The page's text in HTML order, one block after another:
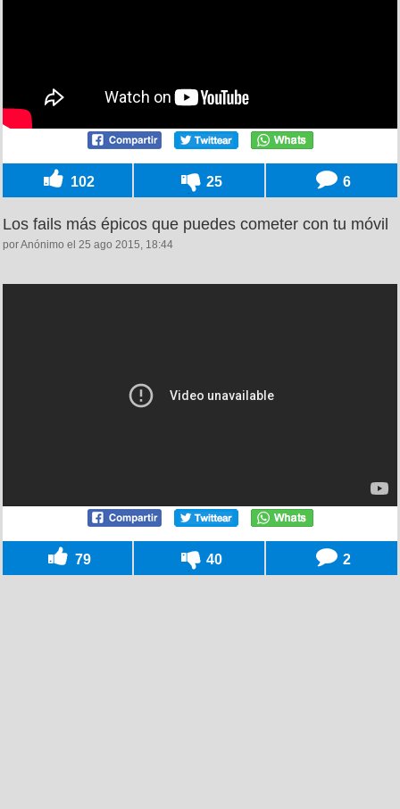
102 25 6
Los fails más épicos que puedes cometer con tu móvil
por Anónimo el 25 ago 2015, 18:44
79 40 2